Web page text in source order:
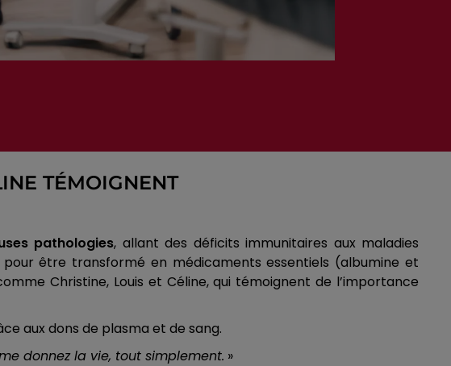
TÉMOIGNENT
pathologies, allant des déficits immunitaires aux maladies
être transformé en médicaments essentiels (albumine et
Christine, Louis et Céline, qui témoignent de l’importance
aux dons de plasma et de sang.
donnez la vie, tout simplement. »